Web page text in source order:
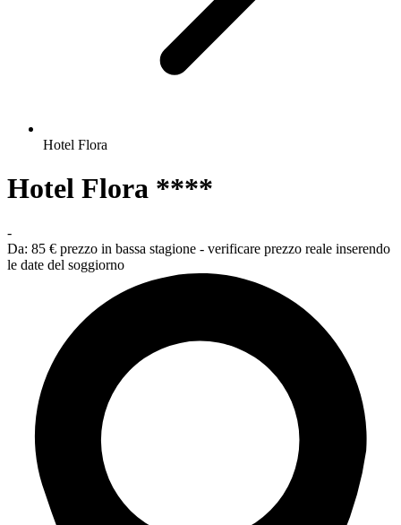
Hotel Flora
Hotel Flora ****
-
Da: 85 € prezzo in bassa stagione - verificare prezzo reale inserendo
le date del soggiorno